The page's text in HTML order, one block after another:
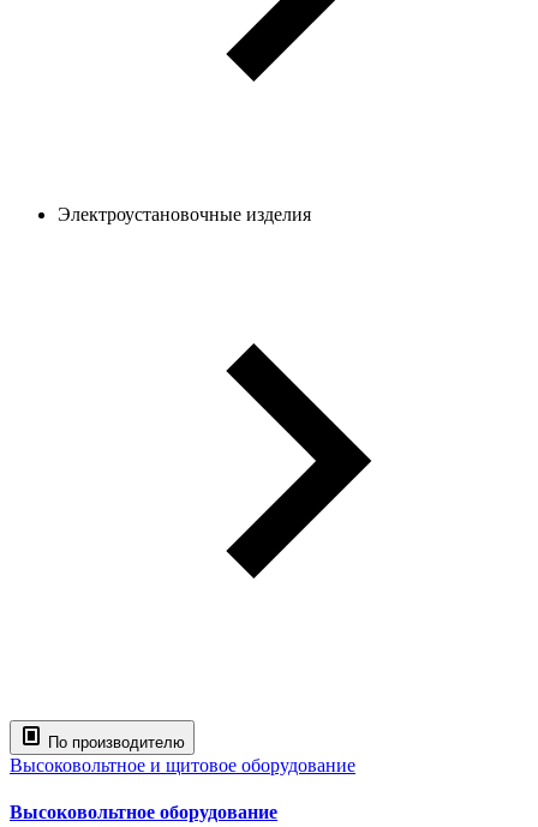
Электроустановочные изделия
По производителю
Высоковольтное и щитовое оборудование
Высоковольтное оборудование